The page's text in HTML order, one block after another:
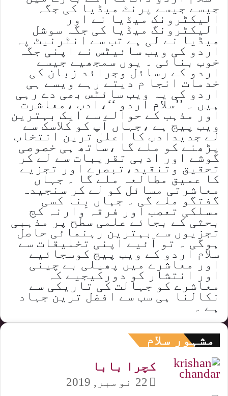
جیسے جیسے پرنٹ میڈیا کی جگہ
الیکٹرونک میڈیا نے اور
الیکٹرونگ میڈیا کی جگہ سوشل
میڈیا نے لی ہے تب سے انٹرنیٹ پہ
اردو کی ویب سائیٹس نے اپنی جگہ
خوب بنائی ۔ یوں سمجھیے جیسے
اردو کے رسائل وجرائد زبان کی
خدمات انجا م دیتے رہے ویسے ہی
اردو کی یہ ویب سائٹس بھی دے رہی
ہیں ۔ ’’سلام اردو ‘‘،ادب ،معاشرت
اور مذہب کے حوالے سے ایک بہترین
ویب پیج ہے ،جہاں آپ کو کلاسک سے
لے جدیدادب کا اعلیٰ ترین انتخاب
پڑھنے کو ملے گا ،ساتھ ہی خصوصی
گوشے اور ادبی تقریبات سے لے کر
تحقیق وتنقید،تبصرے اور تجزیے
کا عمیق مطالعہ ملے گا ۔ جہاں
معاشرتی مسائل کو لے کر سنجیدہ
گفتگو ملے گی ۔ جہاں بِنا کسی
مسلکی تعصب اور فرقہ وارنہ کج
بحثی کے بجائے علمی سطح پر مذہبی
تجزیوں سے بہترین رہنمائی حاصل
ہوگی ۔ تو آئیے اپنی تخلیقات سے
سلام اردو کے ویب پیج کوسجائیے
اور معاشرے میں پھیلی بے چینی
اور انتشار کو دورکیجیے کہ
معاشرے کو جہالت کی تاریکی سے
نکالنا ہی سب سے افضل ترین جہاد
ہے ۔
مشہور سلام
کچرا بابا
22 نومبر, 2019